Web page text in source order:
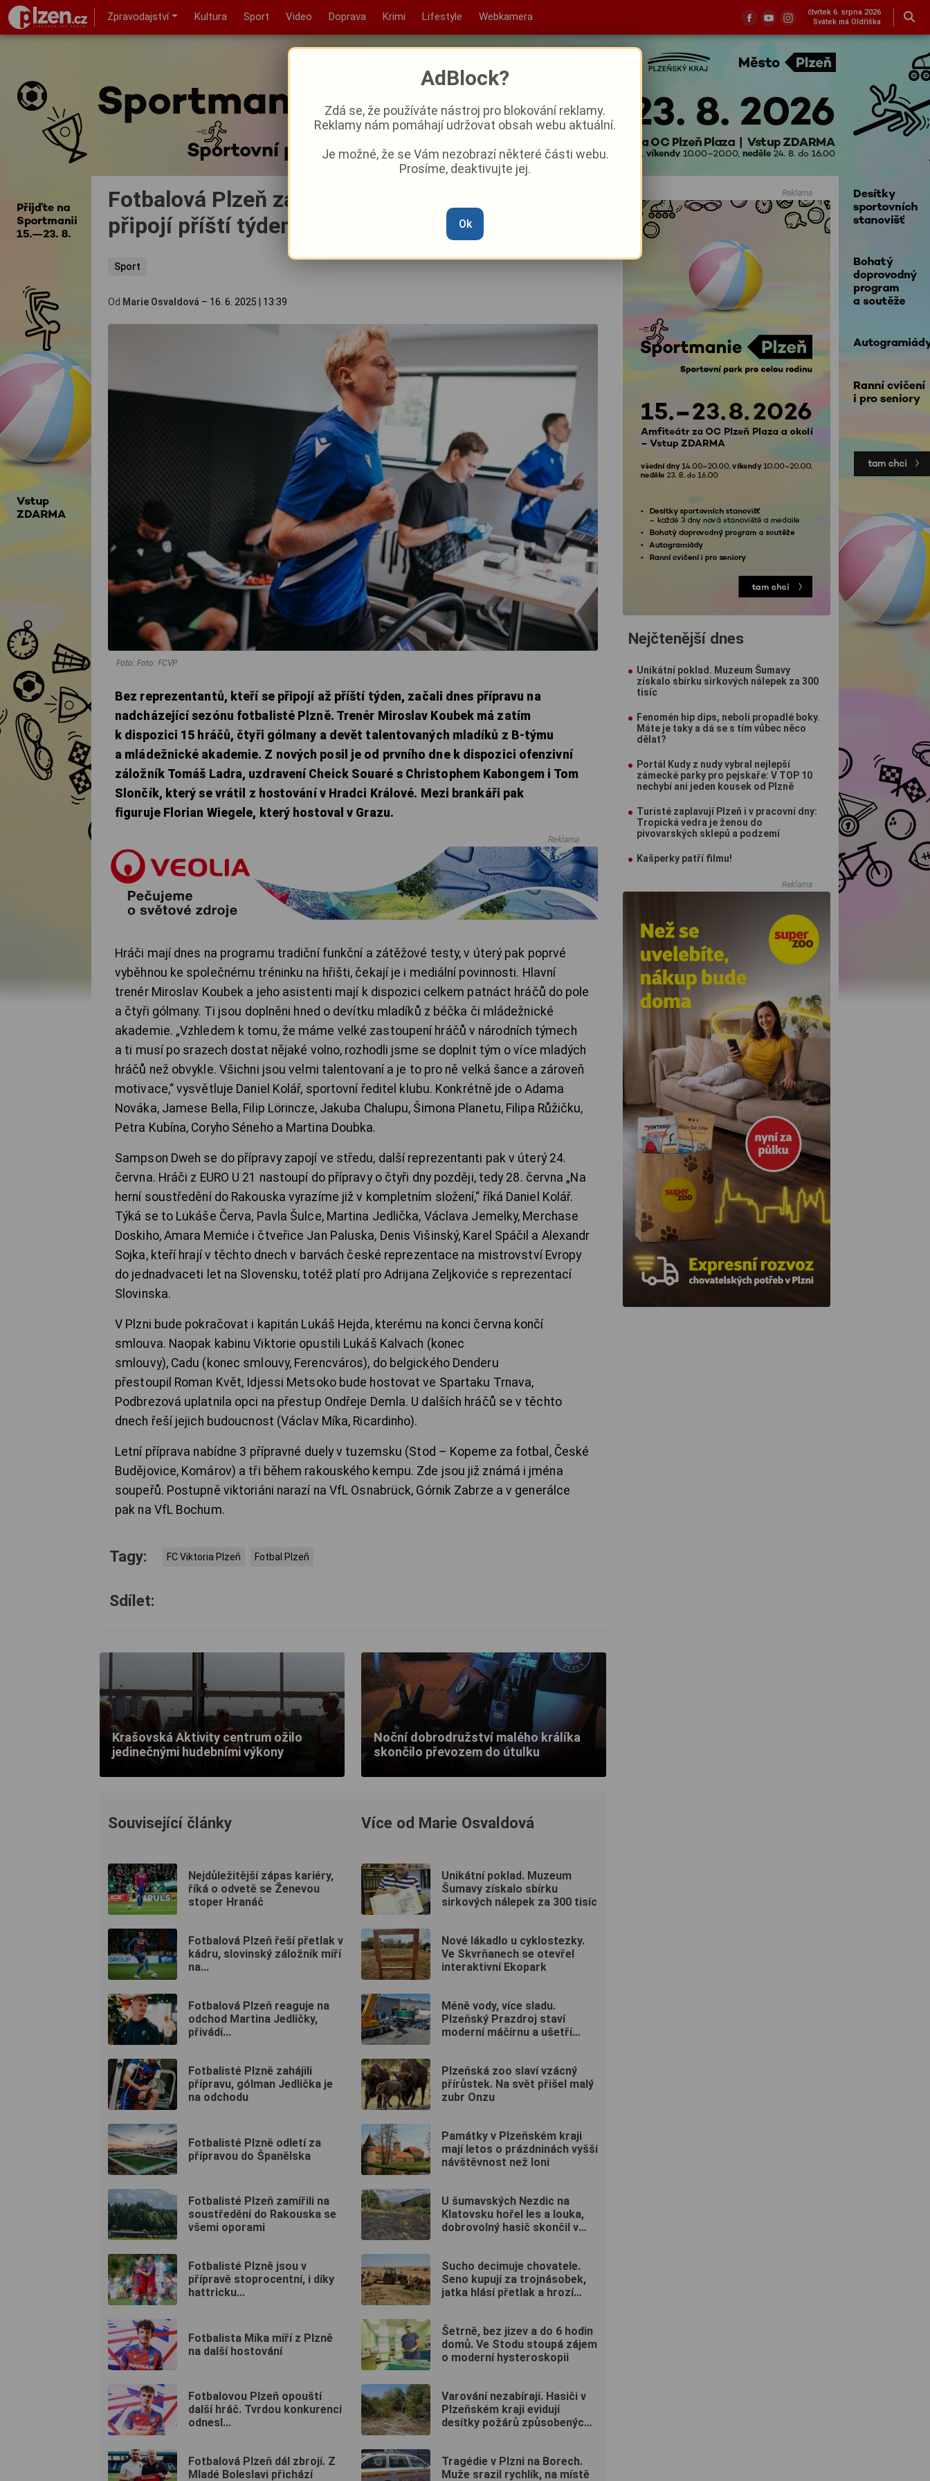
Zpravodajství Kultura Sport Video Doprava Krimi Lifestyle Webkamera
čtvrtek 6. srpna 2026
Svátek má Oldřiška
Fotbalová Plzeň zahájila přípravu, Šulc a spol. se
připojí příští týden
Sport
Od Marie Osvaldová – 16. 6. 2025 13:39
Foto: Foto: FCVP
Bez reprezentantů, kteří se připojí až příští týden, začali dnes přípravu na
nadcházející sezónu fotbalisté Plzně. Trenér Miroslav Koubek má zatím
k dispozici 15 hráčů, čtyři gólmany a devět talentovaných mladíků z B-týmu
a mládežnické akademie. Z nových posil je od prvního dne k dispozici ofenzivní
záložník Tomáš Ladra, uzdravení Cheick Souaré s Christophem Kabongem i Tom
Slončík, který se vrátil z hostování v Hradci Králové. Mezi brankáři pak
figuruje Florian Wiegele, který hostoval v Grazu.
Reklama
Hráči mají dnes na programu tradiční funkční a zátěžové testy, v úterý pak poprvé
vyběhnou ke společnému tréninku na hřišti, čekají je i mediální povinnosti. Hlavní
trenér Miroslav Koubek a jeho asistenti mají k dispozici celkem patnáct hráčů do pole
a čtyři gólmany. Ti jsou doplněni hned o devítku mladíků z béčka či mládežnické
akademie. „Vzhledem k tomu, že máme velké zastoupení hráčů v národních týmech
a ti musí po srazech dostat nějaké volno, rozhodli jsme se doplnit tým o více mladých
hráčů než obvykle. Všichni jsou velmi talentovaní a je to pro ně velká šance a zároveň
motivace,“ vysvětluje Daniel Kolář, sportovní ředitel klubu. Konkrétně jde o Adama
Nováka, Jamese Bella, Filip Lörincze, Jakuba Chalupu, Šimona Planetu, Filipa Růžičku,
Petra Kubína, Coryho Séneho a Martina Doubka.
Sampson Dweh se do přípravy zapojí ve středu, další reprezentanti pak v úterý 24.
června. Hráči z EURO U 21 nastoupí do přípravy o čtyři dny později, tedy 28. června „Na
herní soustředění do Rakouska vyrazíme již v kompletním složení,“ říká Daniel Kolář.
Týká se to Lukáše Červa, Pavla Šulce, Martina Jedlička, Václava Jemelky, Merchase
Doskiho, Amara Memiće i čtveřice Jan Paluska, Denis Višinský, Karel Spáčil a Alexandr
Sojka, kteří hrají v těchto dnech v barvách české reprezentace na mistrovství Evropy
do jednadvaceti let na Slovensku, totéž platí pro Adrijana Zeljkoviće s reprezentací
Slovinska.
V Plzni bude pokračovat i kapitán Lukáš Hejda, kterému na konci června končí
smlouva. Naopak kabinu Viktorie opustili Lukáš Kalvach (konec
smlouvy), Cadu (konec smlouvy, Ferencváros), do belgického Denderu
přestoupil Roman Květ, Idjessi Metsoko bude hostovat ve Spartaku Trnava,
Podbrezová uplatnila opci na přestup Ondřeje Demla. U dalších hráčů se v těchto
dnech řeší jejich budoucnost (Václav Míka, Ricardinho).
Letní příprava nabídne 3 přípravné duely v tuzemsku (Stod – Kopeme za fotbal, České
Budějovice, Komárov) a tři během rakouského kempu. Zde jsou již známá i jména
soupeřů. Postupně viktoriáni narazí na VfL Osnabrück, Górnik Zabrze a v generálce
pak na VfL Bochum.
Tagy: FC Viktoria Plzeň Fotbal Plzeň
Sdílet:
Krašovská Aktivity centrum ožilo
jedinečnými hudebními výkony
Noční dobrodružství malého králíka
skončilo převozem do útulku
Související články
Nejdůležitější zápas kariéry,
říká o odvetě se Ženevou
stoper Hranáč
Fotbalová Plzeň řeší přetlak v
kádru, slovinský záložník míří
na...
Fotbalová Plzeň reaguje na
odchod Martina Jedličky,
přivádí...
Fotbalisté Plzně zahájili
přípravu, gólman Jedlička je
na odchodu
Fotbalisté Plzně odletí za
přípravou do Španělska
Fotbalisté Plzeň zamířili na
soustředění do Rakouska se
všemi oporami
Fotbalisté Plzně jsou v
přípravě stoprocentní, i díky
hattricku...
Fotbalista Míka míří z Plzně
na další hostování
Fotbalovou Plzeň opouští
další hráč. Tvrdou konkurenci
odnesl...
Fotbalová Plzeň dál zbrojí. Z
Mladé Boleslavi přichází
Více od Marie Osvaldová
Unikátní poklad. Muzeum
Šumavy získalo sbírku
sirkových nálepek za 300 tisíc
Nové lákadlo u cyklostezky.
Ve Skvrňanech se otevřel
interaktivní Ekopark
Méně vody, více sladu.
Plzeňský Prazdroj staví
moderní máčírnu a ušetří
Plzeňská zoo slaví vzácný
přírůstek. Na svět přišel malý
zubr Onzu
Památky v Plzeňském kraji
mají letos o prázdninách vyšší
návštěvnost než loni
U šumavských Nezdic na
Klatovsku hořel les a louka,
dobrovolný hasič skončil v
Sucho decimuje chovatele.
Seno kupují za trojnásobek,
jatka hlásí přetlak a hrozí
Šetrně, bez jizev a do 6 hodin
domů. Ve Stodu stoupá zájem
o moderní hysteroskopii
Varování nezabírají. Hasiči v
Plzeňském kraji evidují
desítky požárů způsobených
Tragédie v Plzni na Borech.
Muže srazil rychlík, na místě
Reklama
Nejčtenější dnes
Unikátní poklad. Muzeum Šumavy
získalo sbírku sirkových nálepek za 300
tisíc
Fenomén hip dips, neboli propadlé boky.
Máte je taky a dá se s tím vůbec něco
dělat?
Portál Kudy z nudy vybral nejlepší
zámecké parky pro pejskaře: V TOP 10
nechybí ani jeden kousek od Plzně
Turisté zaplavují Plzeň i v pracovní dny:
Tropická vedra je ženou do
pivovarských sklepů a podzemí
Kašperky patří filmu!
Reklama
AdBlock?
Zdá se, že používáte nástroj pro blokování reklamy.
Reklamy nám pomáhají udržovat obsah webu aktuální.
Je možné, že se Vám nezobrazí některé části webu.
Prosíme, deaktivujte jej.
Ok